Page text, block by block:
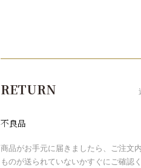
RETURN
不良品
商品がお手元に届きましたら、ご注文
ものが送られていないかすぐにご確認